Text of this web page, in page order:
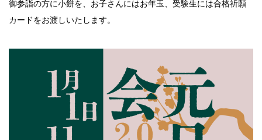
御参詣の方に小餅を、お子さんにはお年玉、受験生には合格祈願
カードをお渡しいたします。